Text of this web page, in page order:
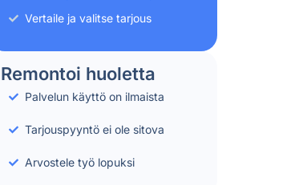
Vertaile ja valitse tarjous
Remontoi huoletta
Palvelun käyttö on ilmaista
Tarjouspyyntö ei ole sitova
Arvostele työ lopuksi